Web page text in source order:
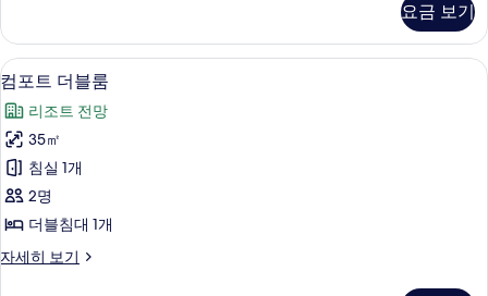
개,
금
연
사
진
모
두
보
기
룸,
침
실
2
개,
금
연
자
세
히
보
기
요금 보기
컴
포
트
더
블
룸
진
5
컴포트 더블룸
리조트 전망
35㎡
침실 1개
2명
더블침대 1개
자세히 보기
컴